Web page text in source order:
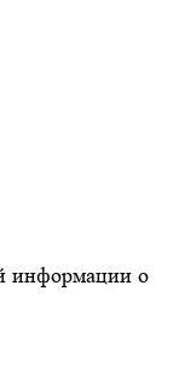
информации о